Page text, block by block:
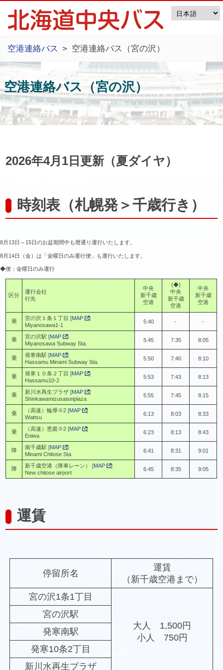
空港連絡バス 空港連絡バス（宮の沢）
空港連絡バス（宮の沢）
2026年4月1日更新（夏ダイヤ）
時刻表（札幌発＞千歳行き）
8月13日～15日のお盆期間中も暦通り運行いたします。
8月14日（金）は「金曜日のみ運行便」も運行いたします。
◆便：金曜日のみ運行
区分
運行会社
行先
中央
新千歳
空港
(◆)
中央
新千歳
空港
中央
新千歳
空港
乗 宮の沢１条１丁目 [MAP
]
Miyanosawa1-1
5:40 - -
乗 宮の沢駅 [MAP
]
Miyanosawa Subway Sta.
5:45 7:35 8:05
乗 発寒南駅 [MAP
]
Hassamu Minami Subway Sta.
5:50 7:40 8:10
乗 発寒１０条２丁目 [MAP
]
Hassamu10-2
5:53 7:43 8:13
乗 新川水再生プラザ [MAP
]
Shinkawamizusaiseiplaza
5:55 7:45 8:15
乗 （高速）輪厚※2 [MAP
]
Wattsu
6:13 8:03 8:33
乗 （高速）恵庭※2 [MAP
]
Eniwa
6:23 8:13 8:43
降 南千歳駅 [MAP
]
Minami Chitose Sta.
6:41 8:31 9:01
降 新千歳空港（降車レーン） [MAP
]
New chitose airport
6:45 8:35 9:05
運賃
停留所名
運賃
（新千歳空港まで）
宮の沢1条1丁目
大人 1,500円
小人 750円
宮の沢駅
発寒南駅
発寒10条2丁目
新川水再生プラザ